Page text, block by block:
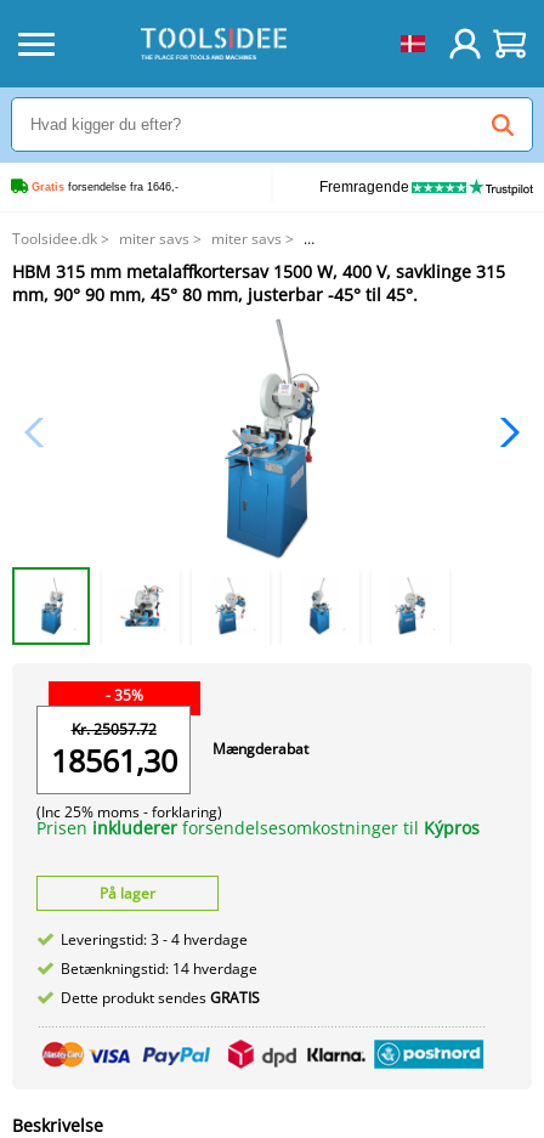
Gratis forsendelse fra 1646,- Fremragende
Toolsidee.dk> miter savs > miter savs >
HBM 315 mm metalaffkortersav 1500 W, 400 V, savklinge 315 mm, 90° 90
mm, 45° 80 mm, justerbar -45° til 45°.
HBM 315 mm metalaffkortersav 1500 W, 400 V, savklinge 315
mm, 90° 90 mm, 45° 80 mm, justerbar -45° til 45°.
- 35%
Kr. 25057.72
18561,30
(Inc 25% moms -forklaring)
Mængderabat
Prisen inkluderer forsendelsesomkostninger til Kýpros
På lager
Leveringstid: 3 - 4 hverdage
Betænkningstid: 14 hverdage
Dette produkt sendesGRATIS
Beskrivelse